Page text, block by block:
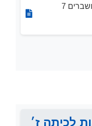
תרגול משוואות עם נעלם אחד ושברים 7
לכיתה ז׳